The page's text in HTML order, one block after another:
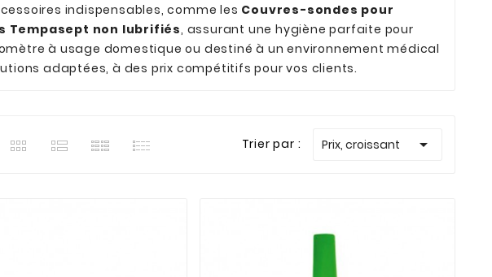
indispensables, comme les Couvres-sondes pour
Tempasept non lubrifiés, assurant une hygiène parfaite pour
à usage domestique ou destiné à un environnement médical
adaptées, à des prix compétitifs pour vos clients.
Trier par : Prix, croissant 